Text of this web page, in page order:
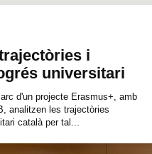
i
universitari
d'un projecte Erasmus+, amb
analitzen les trajectòries
català per tal...